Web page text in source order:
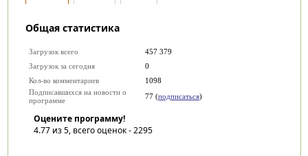
Общая статистика
Загрузок всего
457 379
Загрузок за сегодня
0
Кол-во комментариев
1098
Подписавшихся на новости о
программе
77 (подписаться)
Оцените программу!
4.77из 5, всего оценок -2295